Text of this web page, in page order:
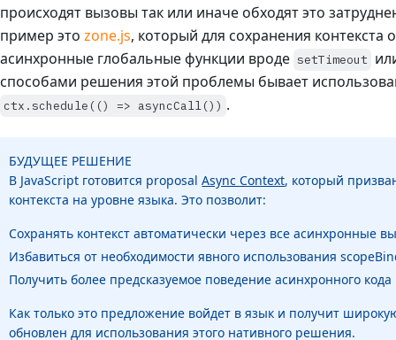
происходят вызовы так или иначе обходят это
пример это zone.js, который для сохранения контекста
асинхронные глобальные функции вроде setTimeout
способами решения этой проблемы бывает
ctx.schedule(() => asyncCall()) .
БУДУЩЕЕ РЕШЕНИЕ
В JavaScript готовится proposalAsync Context, который
контекста на уровне языка. Это позволит:
Сохранять контекст автоматически через все асинхронные
Избавиться от необходимости явного использования
Получить более предсказуемое поведение асинхронного кода
Как только это предложение войдет в язык и получит
обновлен для использования этого нативного решения.